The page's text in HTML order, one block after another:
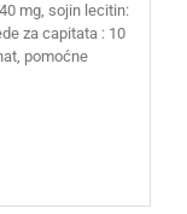
mg, sojin lecitin:
za capitata : 10
pomoćne